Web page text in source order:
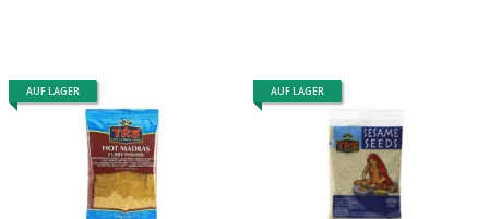
AUF LAGER AUF LAGER